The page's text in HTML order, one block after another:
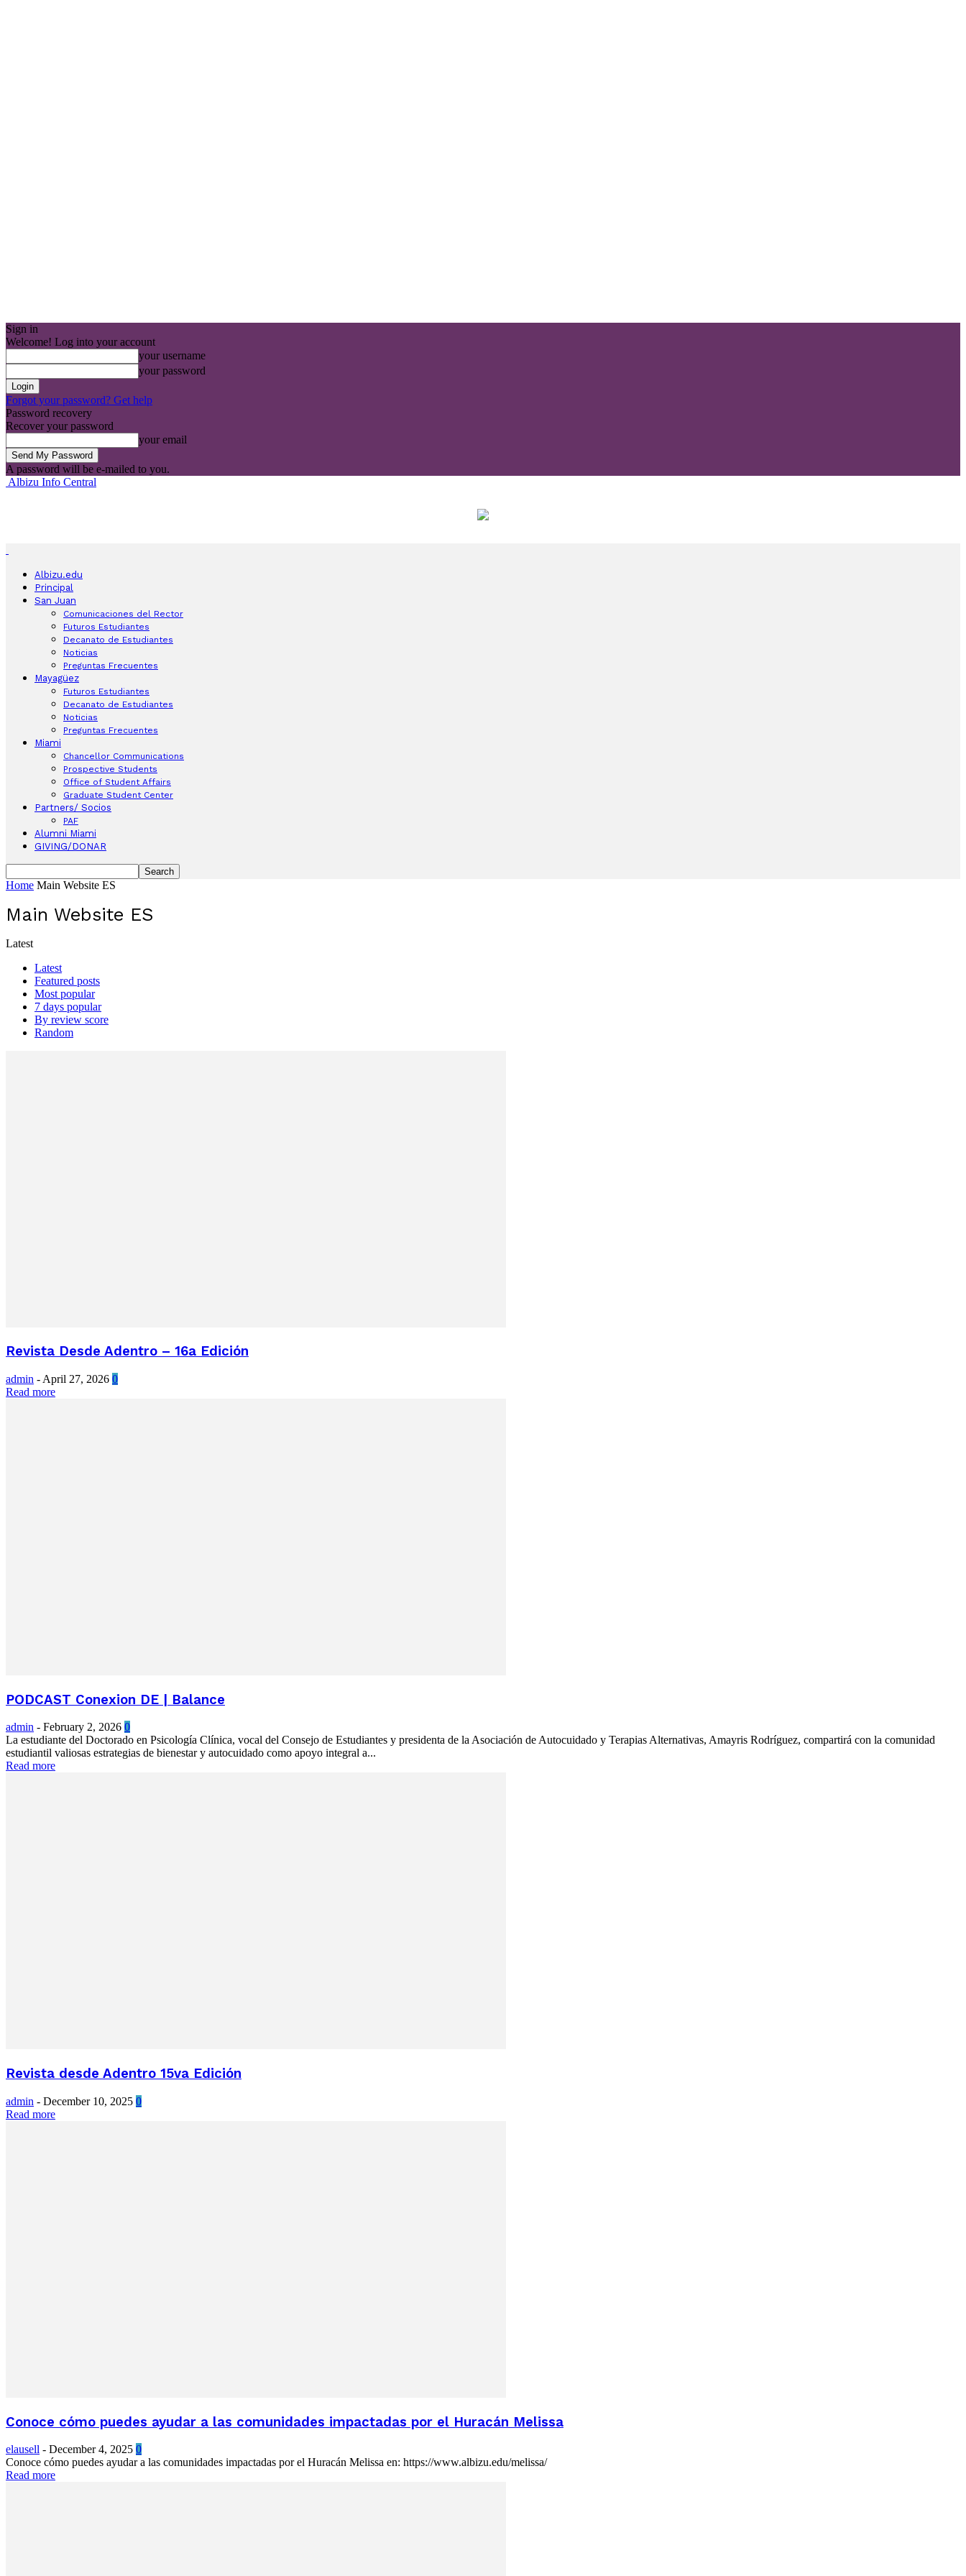
Sign in
Welcome! Log into your account
your username
your password
Forgot your password? Get help
Password recovery
Recover your password
your email
A password will be e-mailed to you.
Albizu Info Central
Albizu.edu
Principal
San Juan
Comunicaciones del Rector
Futuros Estudiantes
Decanato de Estudiantes
Noticias
Preguntas Frecuentes
Mayagüez
Futuros Estudiantes
Decanato de Estudiantes
Noticias
Preguntas Frecuentes
Miami
Chancellor Communications
Prospective Students
Office of Student Affairs
Graduate Student Center
Partners/ Socios
PAF
Alumni Miami
GIVING/DONAR
Home Main Website ES
Main Website ES
Latest
Latest
Featured posts
Most popular
7 days popular
By review score
Random
Revista Desde Adentro – 16a Edición
admin - April 27, 2026 0
Read more
PODCAST Conexion DE | Balance
admin - February 2, 2026 0
La estudiante del Doctorado en Psicología Clínica, vocal del Consejo de Estudiantes y presidenta de la Asociación de Autocuidado y Terapias Alternativas, Amayris Rodríguez, compartirá con la comunidad
estudiantil valiosas estrategias de bienestar y autocuidado como apoyo integral a...
Read more
Revista desde Adentro 15va Edición
admin - December 10, 2025 0
Read more
Conoce cómo puedes ayudar a las comunidades impactadas por el Huracán Melissa
elausell - December 4, 2025 0
Conoce cómo puedes ayudar a las comunidades impactadas por el Huracán Melissa en: https://www.albizu.edu/melissa/
Read more